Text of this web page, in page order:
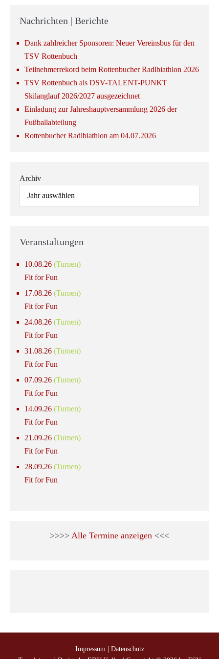
Nachrichten | Berichte
Dank zahlreicher Sponsoren: Neuer Vereinsbus für den
TSV Rottenbuch
Teilnehmerrekord beim Rottenbucher Radlbiathlon 2026
TSV Rottenbuch als DSV-TALENT-PUNKT
Skilanglauf 2026/2027 ausgezeichnet
Einladung zur Jahreshauptversammlung 2026 der
Fußballabteilung
Rottenbucher Radlbiathlon am 04.07.2026
Archiv
Veranstaltungen
10.08.26 (Turnen)
Fit for Fun
17.08.26 (Turnen)
Fit for Fun
24.08.26 (Turnen)
Fit for Fun
31.08.26 (Turnen)
Fit for Fun
07.09.26 (Turnen)
Fit for Fun
14.09.26 (Turnen)
Fit for Fun
21.09.26 (Turnen)
Fit for Fun
28.09.26 (Turnen)
Fit for Fun
>>>> Alle Termine anzeigen <<<
Impressum
Datenschutz